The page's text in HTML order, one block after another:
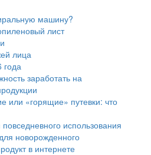
машину?
лист
лица
заработать на
или «горящие» путевки: что
использования
новорожденного
в интернете